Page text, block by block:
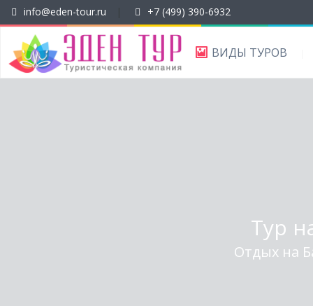
info@eden-tour.ru +7 (499) 390-6932
ВИДЫ ТУРОВ
Тур
Отдых на